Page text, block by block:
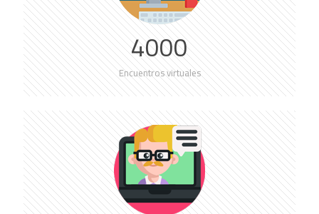
4000
Encuentros virtuales